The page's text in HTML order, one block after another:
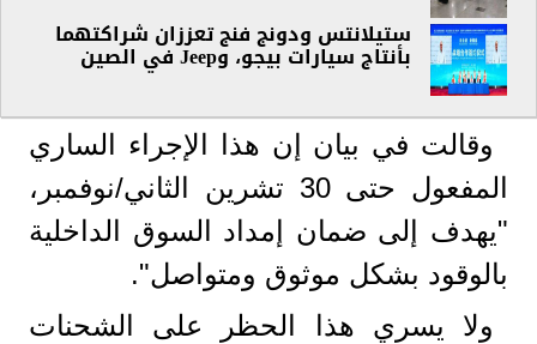
ستيلانتس ودونج فنج تعززان شراكتهما
بأنتاج سيارات بيجو، وJeep في الصين
وقالت في بيان إن هذا الإجراء الساري
المفعول حتى 30 تشرين الثاني/نوفمبر،
"يهدف إلى ضمان إمداد السوق الداخلية
بالوقود بشكل موثوق ومتواصل".
ولا يسري هذا الحظر على الشحنات